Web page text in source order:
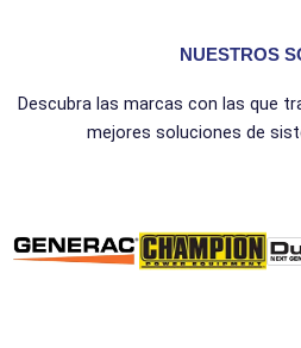
NUESTROS
Descubra las marcas con las que
mejores soluciones de